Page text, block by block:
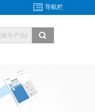
导航栏